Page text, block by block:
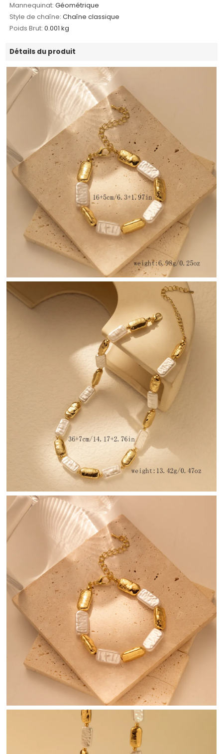
Mannequinat: Géométrique
Style de chaîne: Chaîne classique
Poids Brut: 0.001 kg
Détails du produit